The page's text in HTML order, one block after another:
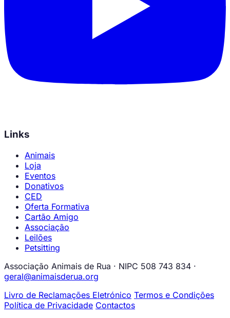
Links
Animais
Loja
Eventos
Donativos
CED
Oferta Formativa
Cartão Amigo
Associação
Leilões
Petsitting
Associação Animais de Rua · NIPC 508 743 834 ·
geral@animaisderua.org
Livro de Reclamações Eletrónico Termos e Condições
Política de Privacidade Contactos